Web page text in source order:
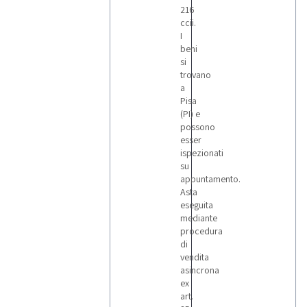
216
ccii.
I
beni
si
trovano
a
Pisa
(PI) e
possono
esser
ispezionati
su
appuntamento.
Asta
eseguita
mediante
procedura
di
vendita
asincrona
ex
art.